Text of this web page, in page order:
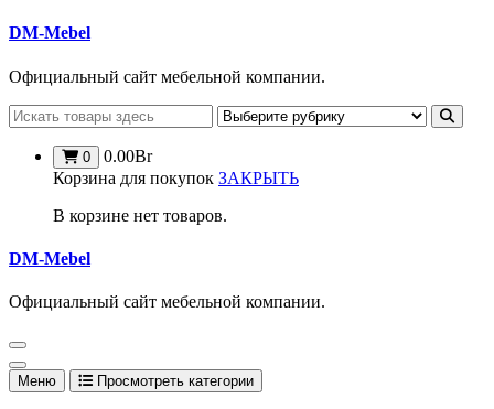
Перейти
содержимому
DM-Mebel
Официальный сайт мебельной компании.
0 0.00Br
Корзина для покупок ЗАКРЫТЬ
В корзине нет товаров.
DM-Mebel
Официальный сайт мебельной компании.
Меню Просмотреть категории